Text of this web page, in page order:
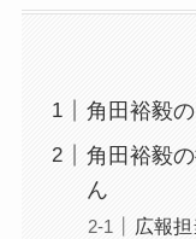
角田裕毅
角田裕毅
ん
広報